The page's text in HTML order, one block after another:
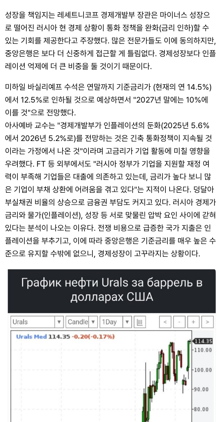
성장을 책임지는 레셰트니코프 경제개발부 장관은 마이너스 성장으
로 떨어진 러시아 현 경제 상황이 통화 정책을 완화(금리 인하)할 수
있는 기회를 제공한다고 주장했다. 많은 전문가들도 이에 동의하지만,
중앙은행은 보다 더 신중하게 접근할 게 틀림없다. 경제성장보다 인플
레이션 억제에 더 큰 비중을 둘 것이기 때문이다.
미하일 바실리예프 수석은 연말까지 기준금리가 (현재의 연 14.5%)
에서 12.5%로 인하될 것으로 예상하면서 "2027년 말에는 10%에
이를 것"으로 전망했다.
아사예바 교수는 "경제개발부가 인플레이션의 둔화(2025년 5.6%
에서 2026년 5.2%로)를 전망하는 것은 긴축 통화정책이 지속될 것
이라는 가정에서 나온 것"이라며 고금리가 기업 활동에 미칠 영향을
우려했다. FT 등 외부에서도 "러시아 정부가 기업을 지원할 재정 여
력이 부족해 기업들은 대출에 의존하고 있는데, 금리가 높다 보니 많
은 기업이 부채 상환에 어려움을 겪고 있다"는 지적이 나온다. 덩달아
부실채권 비율의 상승으로 금융권 부담도 커지고 있다. 러시아 경제가
금리와 물가(인플레이션), 성장 등 서로 맞물린 압박 요인 사이에 갇혀
있다는 분석이 나오는 이유다. 전쟁 비용으로 급증한 국가 지출은 인
플레이션을 부추기고, 이에 따라 중앙은행은 기준금리를 매우 높은 수
준으로 유지할 수밖에 없으니, 경제성장이 고꾸라지는 상황이다.